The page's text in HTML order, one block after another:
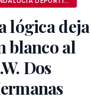
lógica deja
blanco al
Dos